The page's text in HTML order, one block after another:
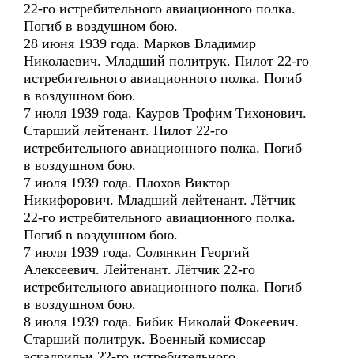
22-го истребительного авиационного полка.
Погиб в воздушном бою.
28 июня 1939 года. Марков Владимир
Николаевич. Младший политрук. Пилот 22-го
истребительного авиационного полка. Погиб
в воздушном бою.
7 июля 1939 года. Кауров Трофим Тихонович.
Старший лейтенант. Пилот 22-го
истребительного авиационного полка. Погиб
в воздушном бою.
7 июля 1939 года. Плохов Виктор
Никифорович. Младший лейтенант. Лётчик
22-го истребительного авиационного полка.
Погиб в воздушном бою.
7 июля 1939 года. Солянкин Георгий
Алексеевич. Лейтенант. Лётчик 22-го
истребительного авиационного полка. Погиб
в воздушном бою.
8 июля 1939 года. Бибик Николай Фокеевич.
Старший политрук. Военный комиссар